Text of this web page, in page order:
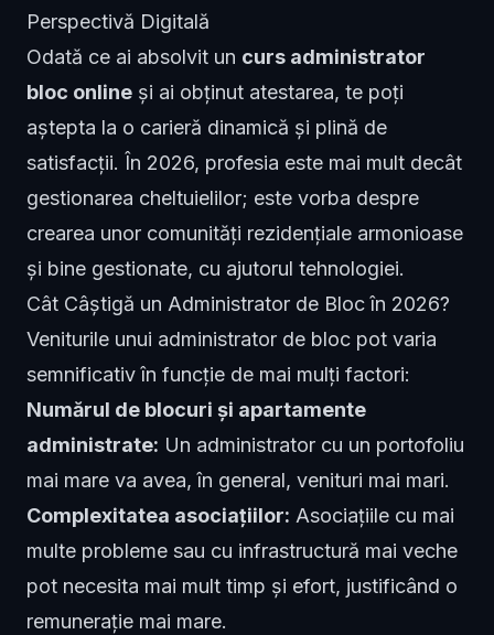
Perspectivă Digitală
Odată ce ai absolvit un curs administrator
bloc online și ai obținut atestarea, te poți
aștepta la o carieră dinamică și plină de
satisfacții. În 2026, profesia este mai mult decât
gestionarea cheltuielilor; este vorba despre
crearea unor comunități rezidențiale armonioase
și bine gestionate, cu ajutorul tehnologiei.
Cât Câștigă un Administrator de Bloc în 2026?
Veniturile unui administrator de bloc pot varia
semnificativ în funcție de mai mulți factori:
Numărul de blocuri și apartamente
administrate: Un administrator cu un portofoliu
mai mare va avea, în general, venituri mai mari.
Complexitatea asociațiilor: Asociațiile cu mai
multe probleme sau cu infrastructură mai veche
pot necesita mai mult timp și efort, justificând o
remunerație mai mare.